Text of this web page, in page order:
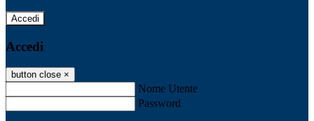
Accedi
Accedi
button close ×
Nome Utente
Password